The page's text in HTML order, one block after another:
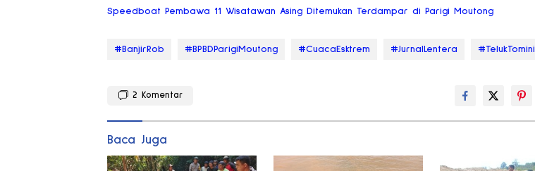
Speedboat Pembawa 11 Wisatawan Asing Ditemukan Terdampar di Parigi Moutong
#BanjirRob #BPBDParigiMoutong #CuacaEsktrem #JurnalLentera #TelukTomini
2 Komentar
Baca Juga